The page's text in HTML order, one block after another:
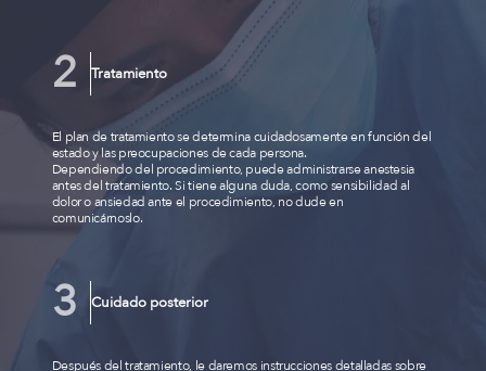
Tratamiento
El plan de tratamiento se determina cuidadosamente en función del
estado y las preocupaciones de cada persona.
Dependiendo del procedimiento, puede administrarse anestesia
antes del tratamiento. Si tiene alguna duda, como sensibilidad al
dolor o ansiedad ante el procedimiento, no dude en
comunicárnoslo.
Cuidado posterior
Después del tratamiento, le daremos instrucciones detalladas sobre